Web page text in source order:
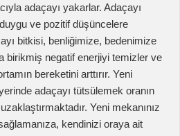
kendinizi oraya ait
olmaktadır.
zihinde canlılık sağlar,
olur.
etkisi yaratan sandal ağacı
rahatlamanıza yardımcı olur.